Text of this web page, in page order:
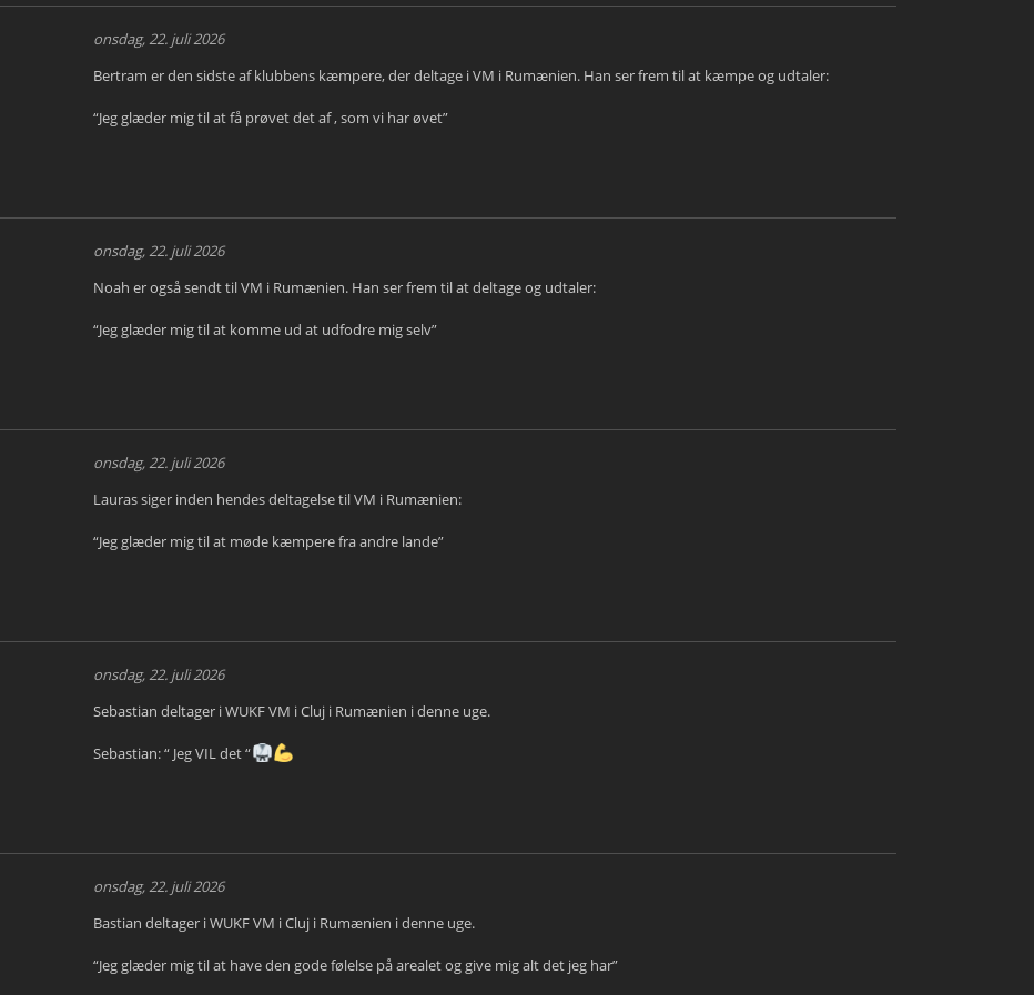
onsdag, 22. juli 2026
Bertram er den sidste af klubbens kæmpere, der deltage i VM i Rumænien. Han ser frem til at kæmpe og udtaler:
“Jeg glæder mig til at få prøvet det af , som vi har øvet”
onsdag, 22. juli 2026
Noah er også sendt til VM i Rumænien. Han ser frem til at deltage og udtaler:
“Jeg glæder mig til at komme ud at udfodre mig selv”
onsdag, 22. juli 2026
Lauras siger inden hendes deltagelse til VM i Rumænien:
“Jeg glæder mig til at møde kæmpere fra andre lande”
onsdag, 22. juli 2026
Sebastian deltager i WUKF VM i Cluj i Rumænien i denne uge.
Sebastian: “ Jeg VIL det “
onsdag, 22. juli 2026
Bastian deltager i WUKF VM i Cluj i Rumænien i denne uge.
“Jeg glæder mig til at have den gode følelse på arealet og give mig alt det jeg har”